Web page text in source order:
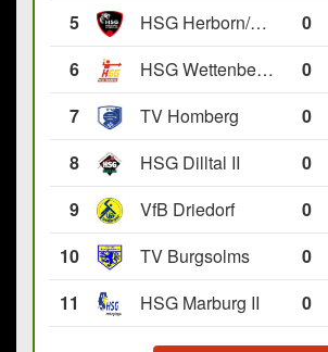
5
HSG Herborn/Seelbach 0
6
HSG Wettenberg III 0
7
TV Homberg 0
8
HSG Dilltal II 0
9
VfB Driedorf 0
10
TV Burgsolms 0
11
HSG Marburg II 0